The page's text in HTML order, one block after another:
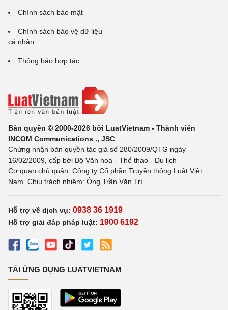
Chính sách bảo mật
Chính sách bảo vệ dữ liệu
cá nhân
Thông báo hợp tác
Bản quyền © 2000-2026 bởi LuatVietnam - Thành viên
INCOM Communications ., JSC
Chứng nhận bản quyền tác giả số 280/2009/QTG ngày
16/02/2009, cấp bởi Bộ Văn hoá - Thể thao - Du lịch
Cơ quan chủ quản: Công ty Cổ phần Truyền thông Luật Việt
Nam. Chịu trách nhiệm: Ông Trần Văn Trí
Hỗ trợ về dịch vụ: 0938 36 1919
Hỗ trợ giải đáp pháp luật: 1900 6192
TẢI ỨNG DỤNG LUATVIETNAM